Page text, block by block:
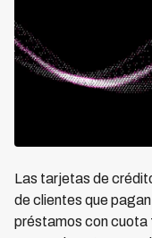
Las tarjetas de
de clientes que
préstamos con cuota